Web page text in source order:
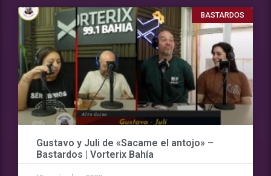
BASTARDOS
Gustavo y Juli de «Sacame el antojo» –
Bastardos | Vorterix Bahía